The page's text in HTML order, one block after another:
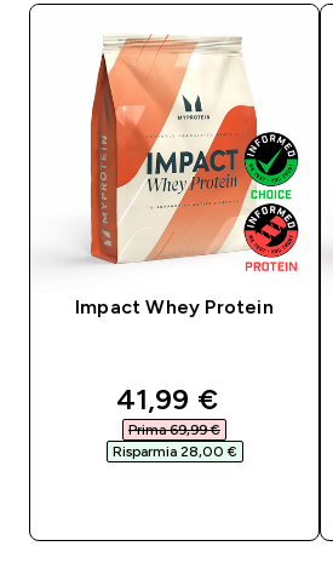
Impact Whey Protein
discounted price
41,99 €‎
Prima 69,99 €‎
Risparmia 28,00 €‎